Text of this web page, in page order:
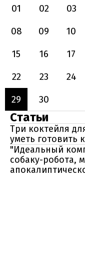
01 02 03
08
09 10
15
16 17
22
23 24
29
30
Статьи
Три коктейля
уметь готовить
"Идеальный
собаку-робота,